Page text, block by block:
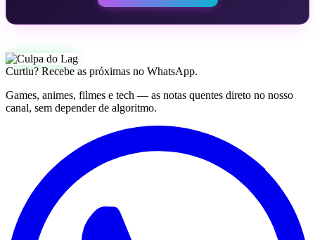
Curtiu? Recebe as próximas no WhatsApp.
Games, animes, filmes e tech — as notas quentes direto no nosso
canal, sem depender de algoritmo.